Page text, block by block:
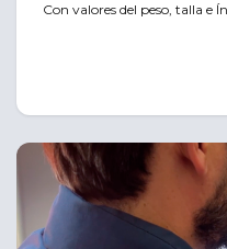
Con valores del peso, talla e